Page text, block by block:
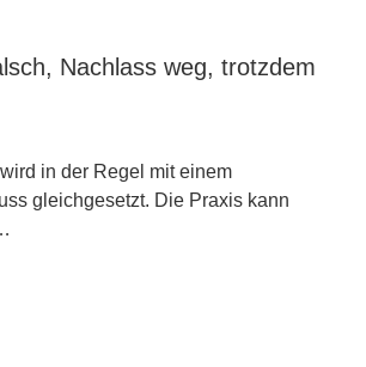
Nachlass weg, trotzdem
in der Regel mit einem
gleichgesetzt. Die Praxis kann